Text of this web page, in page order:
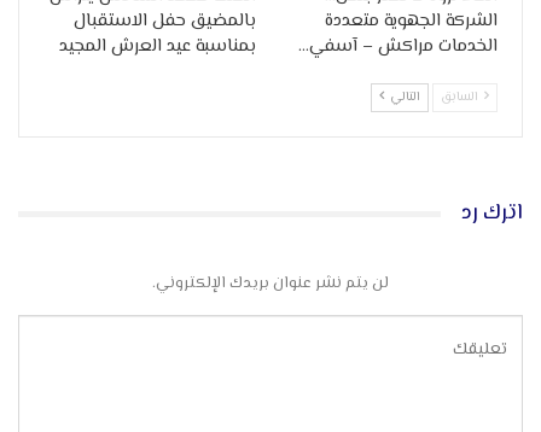
الشركة الجهوية متعددة
الخدمات مراكش – آسفي…
بالمضيق حفل الاستقبال
بمناسبة عيد العرش المجيد
السابق التالي
اترك رد
لن يتم نشر عنوان بريدك الإلكتروني.